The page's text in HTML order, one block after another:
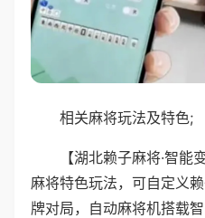
相关麻将玩法及特色;
【湖北赖子麻将·智
麻将特色玩法，可自定义
牌对局，自动麻将机搭载